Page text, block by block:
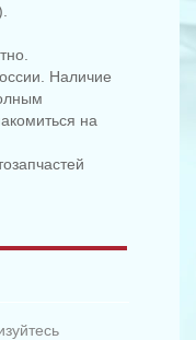
Наличие
на